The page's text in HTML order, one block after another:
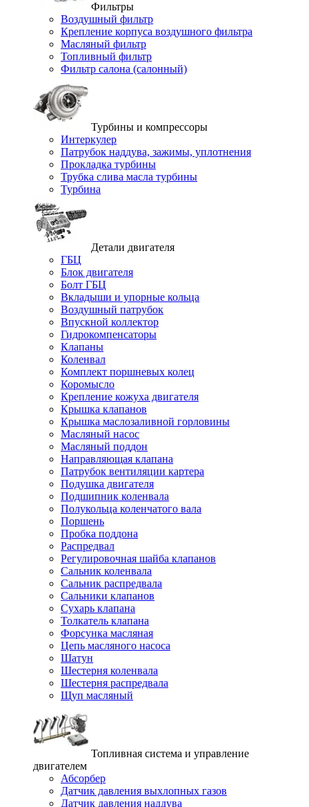
Фильтры
Воздушный фильтр
Крепление корпуса воздушного фильтра
Масляный фильтр
Топливный фильтр
Фильтр салона (салонный)
Турбины и компрессоры
Интеркулер
Патрубок наддува, зажимы, уплотнения
Прокладка турбины
Трубка слива масла турбины
Турбина
Детали двигателя
ГБЦ
Блок двигателя
Болт ГБЦ
Вкладыши и упорные кольца
Воздушный патрубок
Впускной коллектор
Гидрокомпенсаторы
Клапаны
Коленвал
Комплект поршневых колец
Коромысло
Крепление кожуха двигателя
Крышка клапанов
Крышка маслозаливной горловины
Масляный насос
Масляный поддон
Направляющая клапана
Патрубок вентиляции картера
Подушка двигателя
Подшипник коленвала
Полукольца коленчатого вала
Поршень
Пробка поддона
Распредвал
Регулировочная шайба клапанов
Сальник коленвала
Сальник распредвала
Сальники клапанов
Сухарь клапана
Толкатель клапана
Форсунка масляная
Цепь масляного насоса
Шатун
Шестерня коленвала
Шестерня распредвала
Щуп масляный
Топливная система и управление
двигателем
Абсорбер
Датчик давления выхлопных газов
Датчик давления наддува